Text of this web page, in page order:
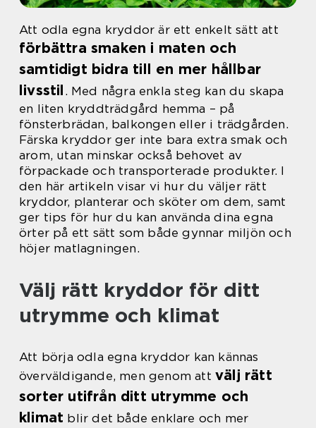
Att odla egna kryddor är ett enkelt sätt att
förbättra smaken i maten och
samtidigt bidra till en mer hållbar
livsstil . Med några enkla steg kan du skapa
en liten kryddträdgård hemma – på
fönsterbrädan, balkongen eller i trädgården.
Färska kryddor ger inte bara extra smak och
arom, utan minskar också behovet av
förpackade och transporterade produkter. I
den här artikeln visar vi hur du väljer rätt
kryddor, planterar och sköter om dem, samt
ger tips för hur du kan använda dina egna
örter på ett sätt som både gynnar miljön och
höjer matlagningen.
Välj rätt kryddor för ditt
utrymme och klimat
Att börja odla egna kryddor kan kännas
överväldigande, men genom att välj rätt
sorter utifrån ditt utrymme och
klimat blir det både enklare och mer